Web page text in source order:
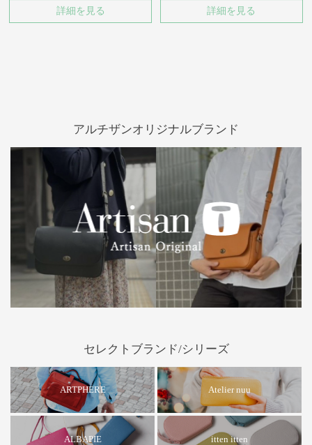
詳細を見る 詳細を見る
アルチザンオリジナルブランド
セレクトブランド/シリーズ
ARTPHERE Atelier nuu
ALBAPIE itten itten